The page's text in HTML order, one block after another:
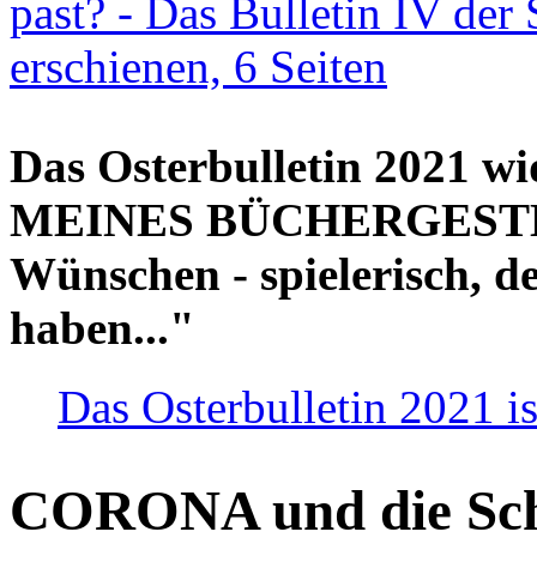
past? - Das Bulletin IV der
erschienen, 6 Seiten
Das Osterbulletin 2021
MEINES
Wünschen - spielerisch,
haben..."
Das Osterbulletin 2021
CORONA und die